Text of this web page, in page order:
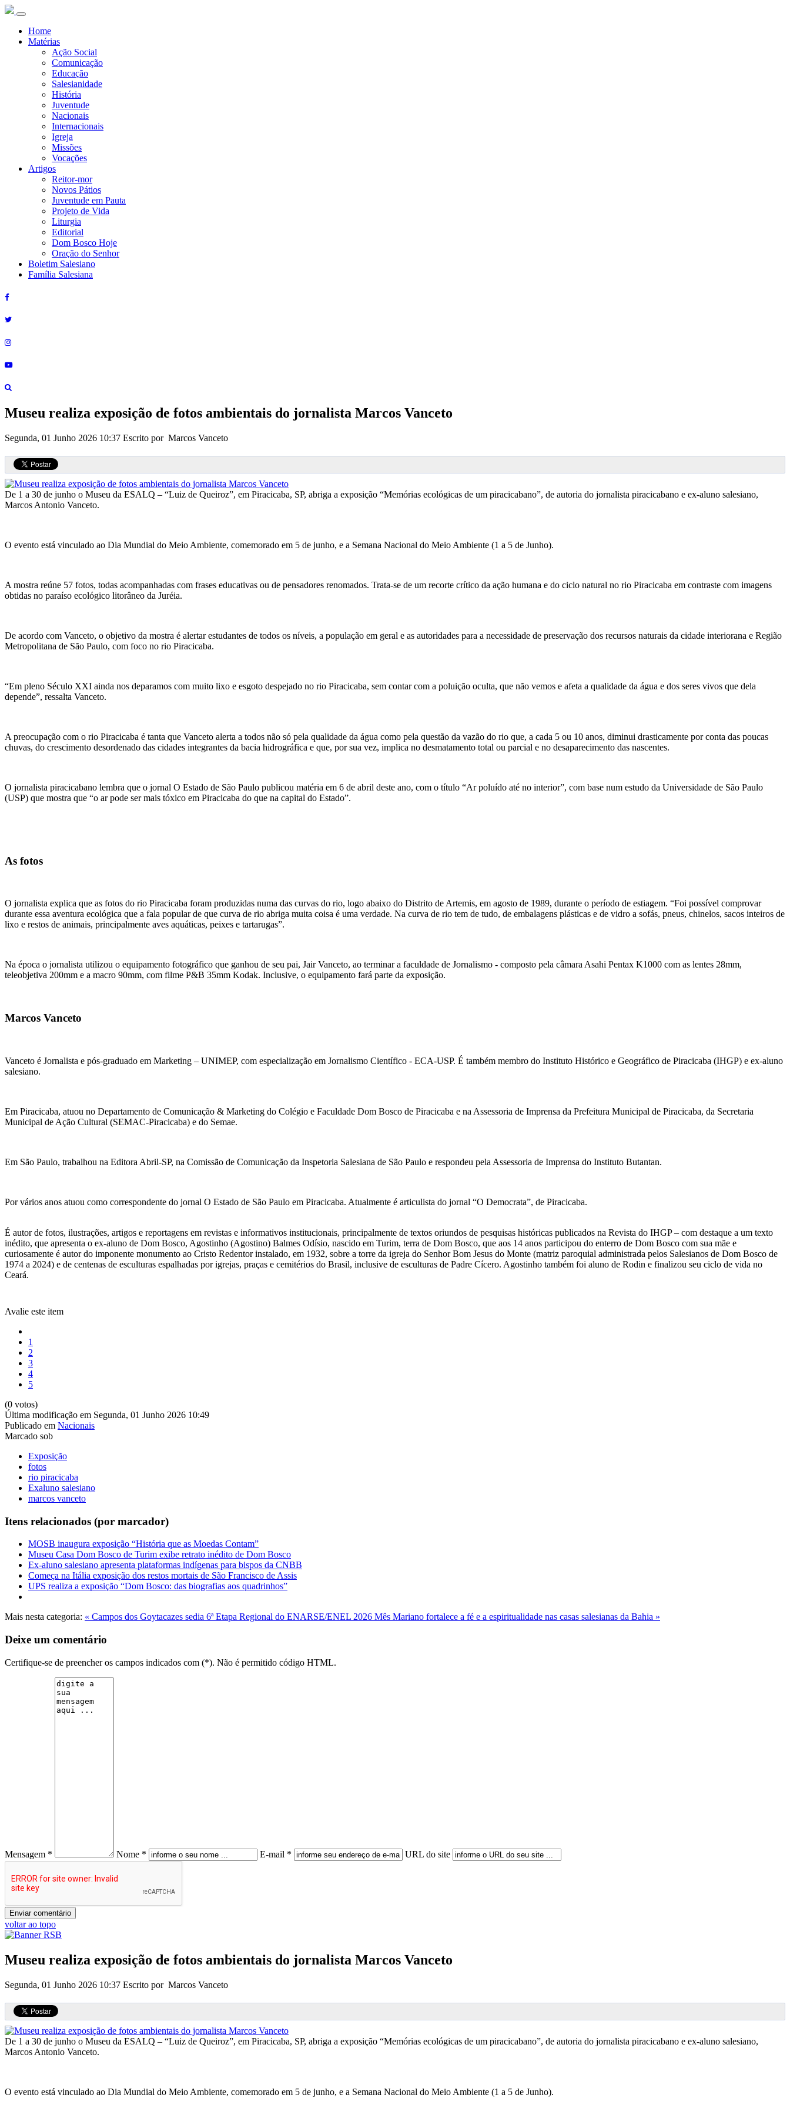
Home
Matérias
Ação Social
Comunicação
Educação
Salesianidade
História
Juventude
Nacionais
Internacionais
Igreja
Missões
Vocações
Artigos
Reitor-mor
Novos Pátios
Juventude em Pauta
Projeto de Vida
Liturgia
Editorial
Dom Bosco Hoje
Oração do Senhor
Boletim Salesiano
Família Salesiana
Museu realiza exposição de fotos ambientais do jornalista Marcos Vanceto
Segunda, 01 Junho 2026 10:37 Escrito por Marcos Vanceto
De 1 a 30 de junho o Museu da ESALQ – “Luiz de Queiroz”, em Piracicaba, SP, abriga a exposição “Memórias ecológicas de um piracicabano”, de autoria do jornalista piracicabano e ex-aluno salesiano,
Marcos Antonio Vanceto.
O evento está vinculado ao Dia Mundial do Meio Ambiente, comemorado em 5 de junho, e a Semana Nacional do Meio Ambiente (1 a 5 de Junho).
A mostra reúne 57 fotos, todas acompanhadas com frases educativas ou de pensadores renomados. Trata-se de um recorte crítico da ação humana e do ciclo natural no rio Piracicaba em contraste com imagens
obtidas no paraíso ecológico litorâneo da Juréia.
De acordo com Vanceto, o objetivo da mostra é alertar estudantes de todos os níveis, a população em geral e as autoridades para a necessidade de preservação dos recursos naturais da cidade interiorana e Região
Metropolitana de São Paulo, com foco no rio Piracicaba.
“Em pleno Século XXI ainda nos deparamos com muito lixo e esgoto despejado no rio Piracicaba, sem contar com a poluição oculta, que não vemos e afeta a qualidade da água e dos seres vivos que dela
depende”, ressalta Vanceto.
A preocupação com o rio Piracicaba é tanta que Vanceto alerta a todos não só pela qualidade da água como pela questão da vazão do rio que, a cada 5 ou 10 anos, diminui drasticamente por conta das poucas
chuvas, do crescimento desordenado das cidades integrantes da bacia hidrográfica e que, por sua vez, implica no desmatamento total ou parcial e no desaparecimento das nascentes.
O jornalista piracicabano lembra que o jornal O Estado de São Paulo publicou matéria em 6 de abril deste ano, com o título “Ar poluído até no interior”, com base num estudo da Universidade de São Paulo
(USP) que mostra que “o ar pode ser mais tóxico em Piracicaba do que na capital do Estado”.
As fotos
O jornalista explica que as fotos do rio Piracicaba foram produzidas numa das curvas do rio, logo abaixo do Distrito de Artemis, em agosto de 1989, durante o período de estiagem. “Foi possível comprovar
durante essa aventura ecológica que a fala popular de que curva de rio abriga muita coisa é uma verdade. Na curva de rio tem de tudo, de embalagens plásticas e de vidro a sofás, pneus, chinelos, sacos inteiros de
lixo e restos de animais, principalmente aves aquáticas, peixes e tartarugas”.
Na época o jornalista utilizou o equipamento fotográfico que ganhou de seu pai, Jair Vanceto, ao terminar a faculdade de Jornalismo - composto pela câmara Asahi Pentax K1000 com as lentes 28mm,
teleobjetiva 200mm e a macro 90mm, com filme P&B 35mm Kodak. Inclusive, o equipamento fará parte da exposição.
Marcos Vanceto
Vanceto é Jornalista e pós-graduado em Marketing – UNIMEP, com especialização em Jornalismo Científico - ECA-USP. É também membro do Instituto Histórico e Geográfico de Piracicaba (IHGP) e ex-aluno
salesiano.
Em Piracicaba, atuou no Departamento de Comunicação & Marketing do Colégio e Faculdade Dom Bosco de Piracicaba e na Assessoria de Imprensa da Prefeitura Municipal de Piracicaba, da Secretaria
Municipal de Ação Cultural (SEMAC-Piracicaba) e do Semae.
Em São Paulo, trabalhou na Editora Abril-SP, na Comissão de Comunicação da Inspetoria Salesiana de São Paulo e respondeu pela Assessoria de Imprensa do Instituto Butantan.
Por vários anos atuou como correspondente do jornal O Estado de São Paulo em Piracicaba. Atualmente é articulista do jornal “O Democrata”, de Piracicaba.
É autor de fotos, ilustrações, artigos e reportagens em revistas e informativos institucionais, principalmente de textos oriundos de pesquisas históricas publicados na Revista do IHGP – com destaque a um texto
inédito, que apresenta o ex-aluno de Dom Bosco, Agostinho (Agostino) Balmes Odísio, nascido em Turim, terra de Dom Bosco, que aos 14 anos participou do enterro de Dom Bosco com sua mãe e
curiosamente é autor do imponente monumento ao Cristo Redentor instalado, em 1932, sobre a torre da igreja do Senhor Bom Jesus do Monte (matriz paroquial administrada pelos Salesianos de Dom Bosco de
1974 a 2024) e de centenas de esculturas espalhadas por igrejas, praças e cemitérios do Brasil, inclusive de esculturas de Padre Cícero. Agostinho também foi aluno de Rodin e finalizou seu ciclo de vida no
Ceará.
Avalie este item
1
2
3
4
5
(0 votos)
Última modificação em Segunda, 01 Junho 2026 10:49
Publicado em Nacionais
Marcado sob
Exposição
fotos
rio piracicaba
Exaluno salesiano
marcos vanceto
Itens relacionados (por marcador)
MOSB inaugura exposição “História que as Moedas Contam”
Museu Casa Dom Bosco de Turim exibe retrato inédito de Dom Bosco
Ex-aluno salesiano apresenta plataformas indígenas para bispos da CNBB
Começa na Itália exposição dos restos mortais de São Francisco de Assis
UPS realiza a exposição “Dom Bosco: das biografias aos quadrinhos”
Mais nesta categoria: « Campos dos Goytacazes sedia 6ª Etapa Regional do ENARSE/ENEL 2026 Mês Mariano fortalece a fé e a espiritualidade nas casas salesianas da Bahia »
Deixe um comentário
Certifique-se de preencher os campos indicados com (*). Não é permitido código HTML.
Mensagem * Nome * E-mail * URL do site
voltar ao topo
Museu realiza exposição de fotos ambientais do jornalista Marcos Vanceto
Segunda, 01 Junho 2026 10:37 Escrito por Marcos Vanceto
De 1 a 30 de junho o Museu da ESALQ – “Luiz de Queiroz”, em Piracicaba, SP, abriga a exposição “Memórias ecológicas de um piracicabano”, de autoria do jornalista piracicabano e ex-aluno salesiano,
Marcos Antonio Vanceto.
O evento está vinculado ao Dia Mundial do Meio Ambiente, comemorado em 5 de junho, e a Semana Nacional do Meio Ambiente (1 a 5 de Junho).